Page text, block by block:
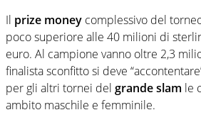
Il prize money complessivo del
poco superiore alle 40 milioni di
euro. Al campione vanno oltre 2,3
finalista sconfitto si deve
per gli altri tornei del grande slam le
ambito maschile e femminile.